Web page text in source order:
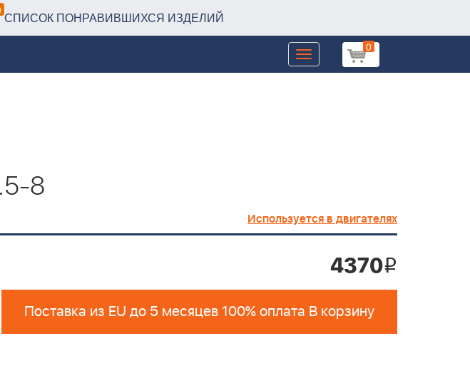
СПИСОК ПОНРАВИВШИХСЯ ИЗДЕЛИЙ
0
Toggle
navigation
8
Используется в двигателях
4370i
Поставка из EU до 5 месяцев 100% оплата В корзину